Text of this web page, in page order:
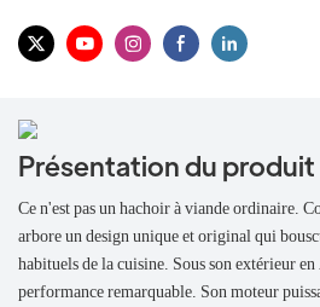
Présentation du produit
Ce n'est pas un hachoir à viande ordinaire.
arbore un design unique et original qui
habituels de la cuisine. Sous son extérieur en
performance remarquable. Son moteur